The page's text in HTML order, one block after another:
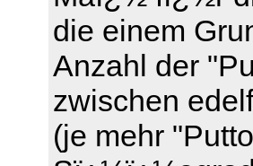
die einem
Anzahl der
zwischen
(je mehr